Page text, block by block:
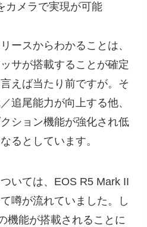
カメラで実現が可能
ースからわかることは、
サが搭載することが確定
えば当たり前ですが。そ
追尾能力が向上する他、
ション機能が強化され低
るとしています。
いては、EOS R5 Mark II
噂が流れていました。し
機能が搭載されることに